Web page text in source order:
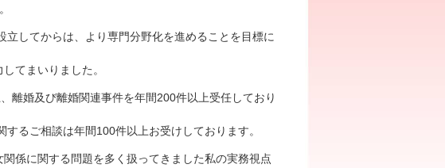
してからは、より専門分野化を進めることを目標に
てまいりました。
離婚及び離婚関連事件を年間200件以上受任しており
るご相談は年間100件以上お受けしております。
係に関する問題を多く扱ってきました私の実務視点